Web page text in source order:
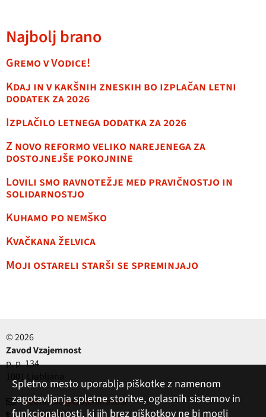
Najbolj brano
Gremo v Vodice!
Kdaj in v kakšnih zneskih bo izplačan letni
dodatek za 2026
Izplačilo letnega dodatka za 2026
Z novo reformo veliko narejenega za
dostojnejše pokojnine
Lovili smo ravnotežje med pravičnostjo in
solidarnostjo
Kuhamo po nemško
Kvačkana želvica
Moji ostareli starši se spreminjajo
© 2026
Zavod Vzajemnost
p. p. 134
1001 Ljubljana
urednistvo@vzajemnost.si
Spletno mesto uporablja piškotke z namenom
zagotavljanja spletne storitve, oglasnih sistemov in
funkcionalnosti, ki jih brez piškotkov ne bi mogli